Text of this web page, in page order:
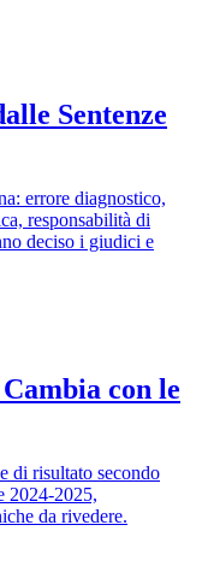
Sentenze
errore diagnostico,
responsabilità di
deciso i giudici e
con le
di risultato secondo
2024-2025,
da rivedere.